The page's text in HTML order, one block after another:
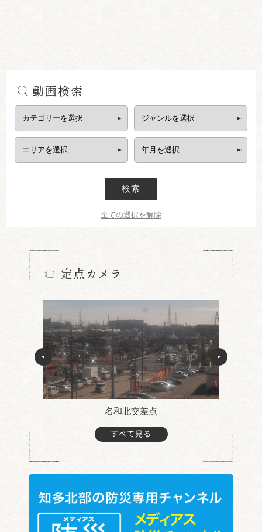
動画検索
検索
全ての選択を解除
定点カメラ
名和北交差点
すべて見る